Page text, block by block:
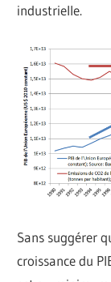
industrielle.
Sans suggérer
croissance du